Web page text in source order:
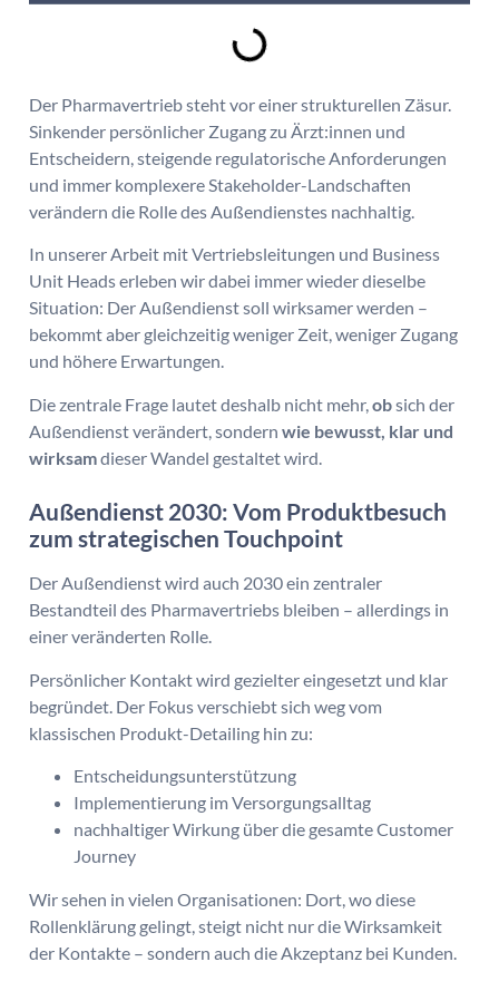
Der Pharmavertrieb steht vor einer strukturellen Zäsur.
Sinkender persönlicher Zugang zu Ärzt:innen und
Entscheidern, steigende regulatorische Anforderungen
und immer komplexere Stakeholder-Landschaften
verändern die Rolle des Außendienstes nachhaltig.
In unserer Arbeit mit Vertriebsleitungen und Business
Unit Heads erleben wir dabei immer wieder dieselbe
Situation: Der Außendienst soll wirksamer werden –
bekommt aber gleichzeitig weniger Zeit, weniger Zugang
und höhere Erwartungen.
Die zentrale Frage lautet deshalb nicht mehr, obsich der
Außendienst verändert, sondern wie bewusst, klar und
wirksamdieser Wandel gestaltet wird.
Außendienst 2030: Vom Produktbesuch
zum strategischen Touchpoint
Der Außendienst wird auch 2030 ein zentraler
Bestandteil des Pharmavertriebs bleiben – allerdings in
einer veränderten Rolle.
Persönlicher Kontakt wird gezielter eingesetzt und klar
begründet. Der Fokus verschiebt sich weg vom
klassischen Produkt-Detailing hin zu:
Entscheidungsunterstützung
Implementierung im Versorgungsalltag
nachhaltiger Wirkung über die gesamte Customer
Journey
Wir sehen in vielen Organisationen: Dort, wo diese
Rollenklärung gelingt, steigt nicht nur die Wirksamkeit
der Kontakte – sondern auch die Akzeptanz bei Kunden.